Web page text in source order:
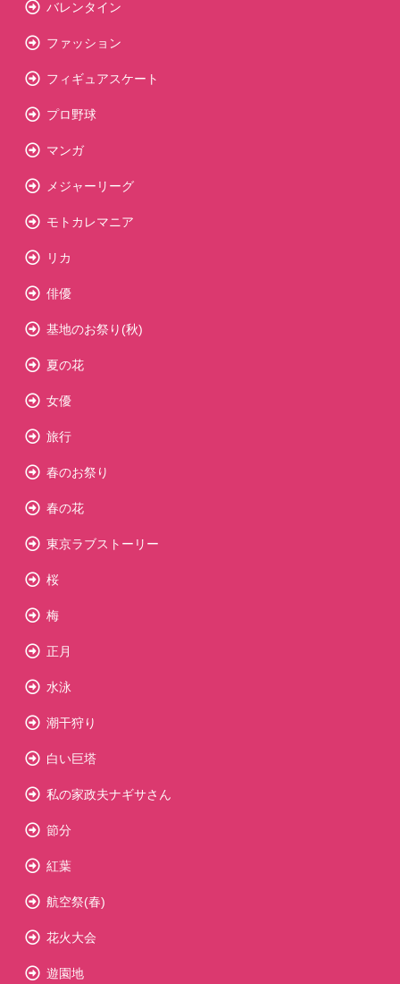
バレンタイン
ファッション
フィギュアスケート
プロ野球
マンガ
メジャーリーグ
モトカレマニア
リカ
俳優
基地のお祭り(秋)
夏の花
女優
旅行
春のお祭り
春の花
東京ラブストーリー
桜
梅
正月
水泳
潮干狩り
白い巨塔
私の家政夫ナギサさん
節分
紅葉
航空祭(春)
花火大会
遊園地